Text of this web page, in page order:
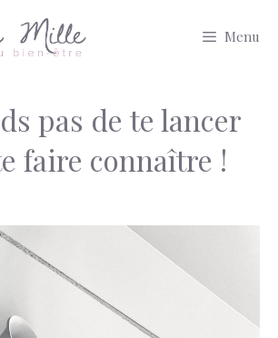
Menu
pas de te lancer
faire connaître !